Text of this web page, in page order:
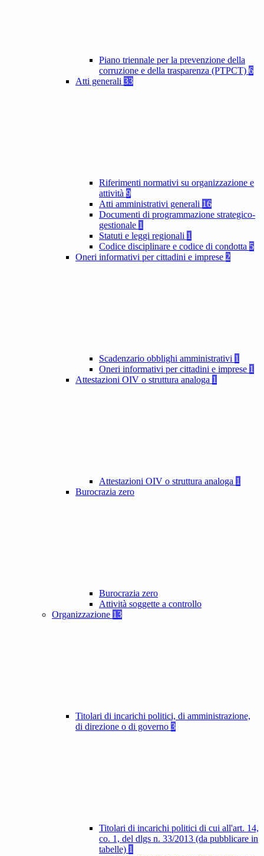
Piano triennale per la prevenzione della
corruzione e della trasparenza (PTPCT) 6
Atti generali 33
Riferimenti normativi su organizzazione e
attività 9
Atti amministrativi generali 16
Documenti di programmazione strategico-
gestionale 1
Statuti e leggi regionali 1
Codice disciplinare e codice di condotta 5
Oneri informativi per cittadini e imprese 2
Scadenzario obblighi amministrativi 1
Oneri informativi per cittadini e imprese 1
Attestazioni OIV o struttura analoga 1
Attestazioni OIV o struttura analoga 1
Burocrazia zero
Burocrazia zero
Attività soggette a controllo
Organizzazione 13
Titolari di incarichi politici, di amministrazione,
di direzione o di governo 3
Titolari di incarichi politici di cui all'art. 14,
co. 1, del dlgs n. 33/2013 (da pubblicare in
tabelle) 1